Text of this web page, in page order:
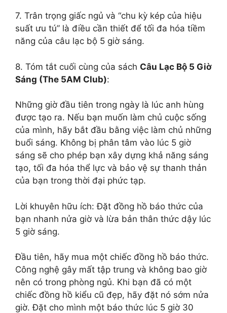
7. Trân trọng giấc ngủ và “chu kỳ kép của hiệu
suất ưu tú” là điều cần thiết để tối đa hóa tiềm
năng của câu lạc bộ 5 giờ sáng.
8. Tóm tắt cuối cùng của sách Câu Lạc Bộ 5 Giờ
Sáng (The 5AM Club):
Những giờ đầu tiên trong ngày là lúc anh hùng
được tạo ra. Nếu bạn muốn làm chủ cuộc sống
của mình, hãy bắt đầu bằng việc làm chủ những
buổi sáng. Không bị phân tâm vào lúc 5 giờ
sáng sẽ cho phép bạn xây dựng khả năng sáng
tạo, tối đa hóa thể lực và bảo vệ sự thanh thản
của bạn trong thời đại phức tạp.
Lời khuyên hữu ích: Đặt đồng hồ báo thức của
bạn nhanh nửa giờ và lừa bản thân thức dậy lúc
5 giờ sáng.
Đầu tiên, hãy mua một chiếc đồng hồ báo thức.
Công nghệ gây mất tập trung và không bao giờ
nên có trong phòng ngủ. Khi bạn đã có một
chiếc đồng hồ kiểu cũ đẹp, hãy đặt nó sớm nửa
giờ. Đặt cho mình một báo thức lúc 5 giờ 30